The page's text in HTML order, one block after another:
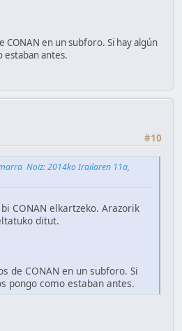
CONAN en un subforo. Si hay algún
estaban antes.
#10
Noiz: 2014ko Irailaren 11a,
CONAN elkartzeko. Arazorik
ditut.
de CONAN en un subforo. Si
pongo como estaban antes.